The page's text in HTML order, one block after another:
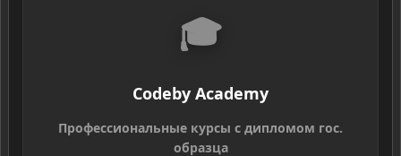
🎓
Codeby Academy
Профессиональные курсы с дипломом гос.
образца